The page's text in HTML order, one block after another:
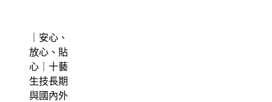
｜安心、
放心、貼
心｜十藝
生技長期
與國內外